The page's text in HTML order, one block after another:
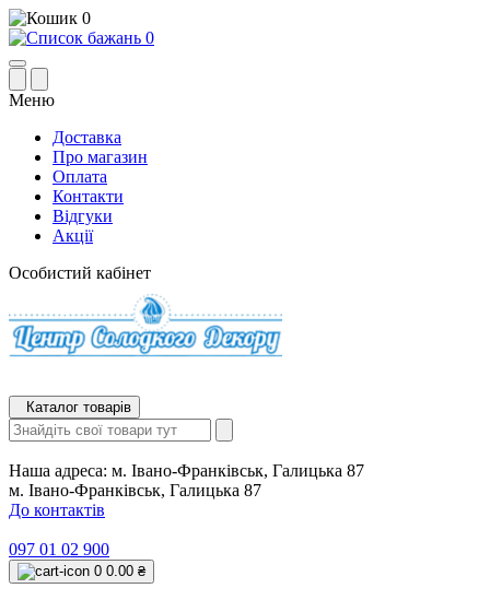
0
0
Меню
Доставка
Про магазин
Оплата
Контакти
Відгуки
Акції
Особистий кабінет
Каталог товарів
Наша адреса: м. Івано-Франківськ, Галицька 87
м. Івано-Франківськ, Галицька 87
До контактів
097 01 02 900
0 0.00 ₴